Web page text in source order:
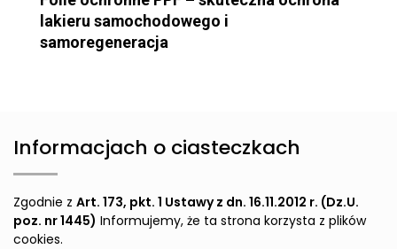
lakieru samochodowego i
samoregeneracja
Informacjach o ciasteczkach
Zgodnie z Art. 173, pkt. 1 Ustawy z dn. 16.11.2012 r. (Dz.U.
poz. nr 1445) Informujemy, że ta strona korzysta z plików
cookies.